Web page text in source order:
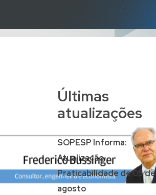
Últimas
atualizações
SOPESP Informa:
Atualização
Praticabilidade de 05 de
agosto